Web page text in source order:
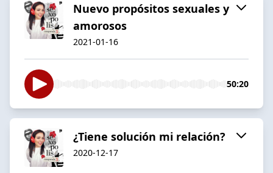
Nuevo propósitos sexuales y
amorosos
2021-01-16
50:20
¿Tiene solución mi relación?
2020-12-17